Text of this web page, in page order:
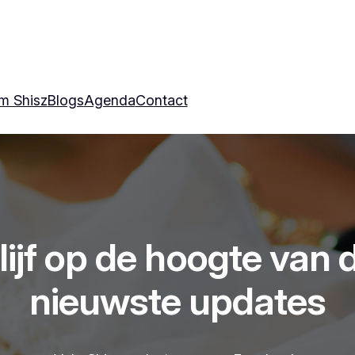
ShiszBlogsAgendaContact
op de hoogte van
nieuwste updates